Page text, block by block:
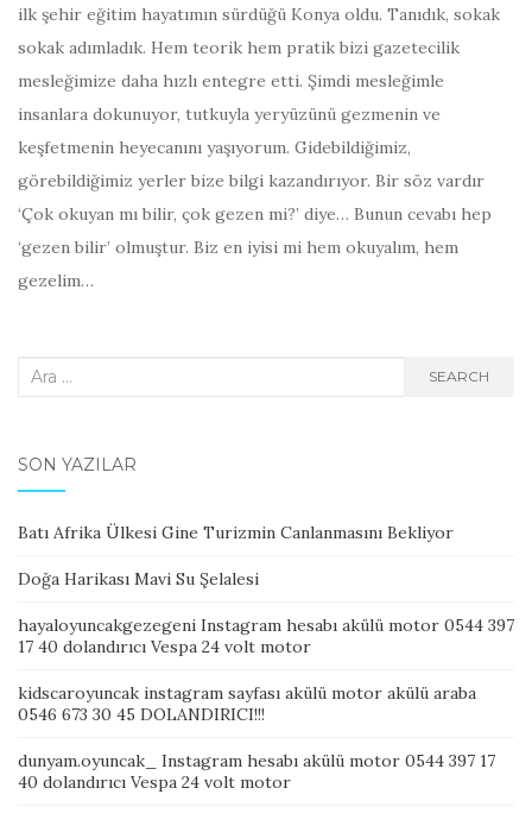
ilk şehir eğitim hayatımın sürdüğü Konya oldu. Tanıdık, sokak
sokak adımladık. Hem teorik hem pratik bizi gazetecilik
mesleğimize daha hızlı entegre etti. Şimdi mesleğimle
insanlara dokunuyor, tutkuyla yeryüzünü gezmenin ve
keşfetmenin heyecanını yaşıyorum. Gidebildiğimiz,
görebildiğimiz yerler bize bilgi kazandırıyor. Bir söz vardır
‘Çok okuyan mı bilir, çok gezen mi?’ diye… Bunun cevabı hep
‘gezen bilir’ olmuştur. Biz en iyisi mi hem okuyalım, hem
gezelim…
Search
SEARCH
SON YAZILAR
Batı Afrika Ülkesi Gine Turizmin Canlanmasını Bekliyor
Doğa Harikası Mavi Su Şelalesi
hayaloyuncakgezegeni Instagram hesabı akülü motor 0544 397
17 40 dolandırıcı Vespa 24 volt motor
kidscaroyuncak instagram sayfası akülü motor akülü araba
0546 673 30 45 DOLANDIRICI!!!
dunyam.oyuncak_ Instagram hesabı akülü motor 0544 397 17
40 dolandırıcı Vespa 24 volt motor